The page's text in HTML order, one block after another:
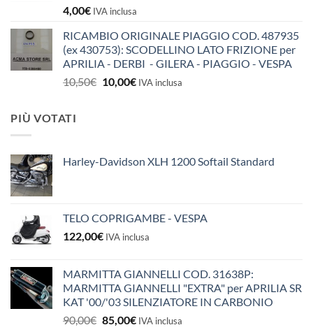
4,00€ IVA inclusa
RICAMBIO ORIGINALE PIAGGIO COD. 487935
(ex 430753): SCODELLINO LATO FRIZIONE per
APRILIA - DERBI - GILERA - PIAGGIO - VESPA
10,50€ Il
10,00€IlIVA inclusa
PIÙ VOTATI
Harley-Davidson XLH 1200 Softail Standard
TELO COPRIGAMBE - VESPA
122,00€ IVA inclusa
MARMITTA GIANNELLI COD. 31638P:
MARMITTA GIANNELLI "EXTRA" per APRILIA SR
KAT '00/'03 SILENZIATORE IN CARBONIO
90,00€ Il
85,00€IlIVA inclusa